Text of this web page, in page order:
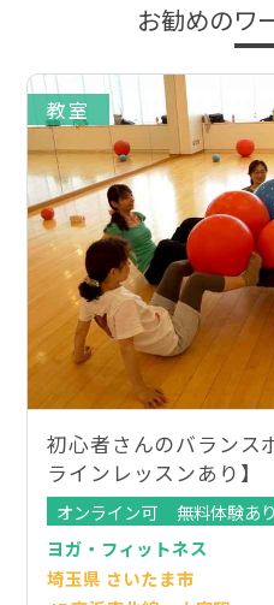
お勧めのワ
教室
初心者さんのバランス
ラインレッスンあり】
オンライン可
無料体験あり
ヨガ・フィットネス
埼玉県 さいたま市